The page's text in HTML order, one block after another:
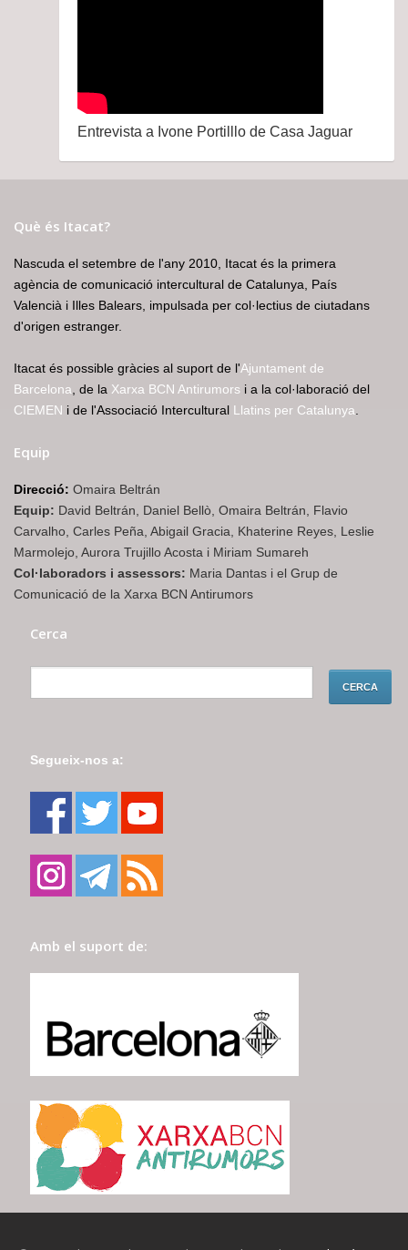
Entrevista a Ivone Portilllo de Casa Jaguar
Què és Itacat?
Nascuda el setembre de l'any 2010, Itacat és la primera
agència de comunicació intercultural de Catalunya, País
Valencià i Illes Balears, impulsada per col·lectius de ciutadans
d'origen estranger.
Itacat és possible gràcies al suport de l'Ajuntament de
Barcelona , de la Xarxa BCN Antirumors i a la col·laboració del
CIEMEN i de l'Associació Intercultural Llatins per Catalunya
Equip
Direcció: Omaira Beltrán
Equip: David Beltrán, Daniel Bellò, Omaira Beltrán, Flavio
Carvalho, Carles Peña, Abigail Gracia, Khaterine Reyes, Leslie
Marmolejo, Aurora Trujillo Acosta i Miriam Sumareh
Col·laboradors i assessors: Maria Dantas i el Grup de
Comunicació de la Xarxa BCN Antirumors
Cerca
Segueix-nos a:
Amb el suport de: